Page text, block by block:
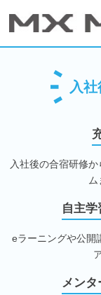
入
入社後の合宿研修
自主
eラーニングや公開
メンタ